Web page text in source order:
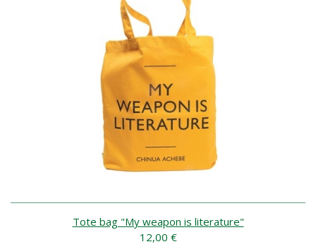
Tote bag "My weapon is literature"
12,00 €